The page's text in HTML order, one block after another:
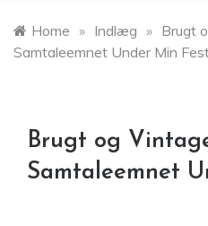
Home » Indlæg » Brugt
Samtaleemnet Under Min
Brugt og
Samtaleemnet